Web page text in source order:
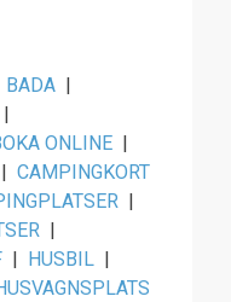
BADA |
|
ONLINE |
| CAMPINGKORT
|
|
| HUSBIL |